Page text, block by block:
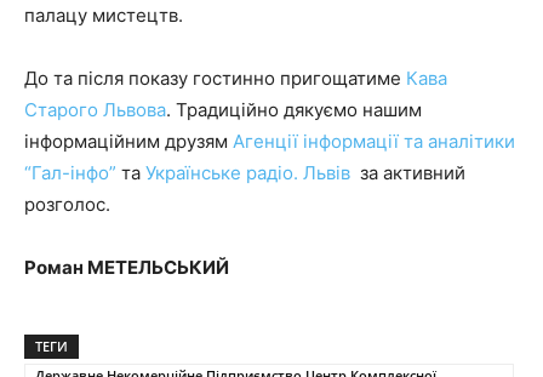
палацу мистецтв.
До та після показу гостинно пригощатиме Кава
Старого Львова. Традиційно дякуємо нашим
інформаційним друзям Агенції інформації та аналітики
“Гал-інфо” та Українське радіо. Львів за активний
розголос.
Роман МЕТЕЛЬСЬКИЙ
ТЕГИ